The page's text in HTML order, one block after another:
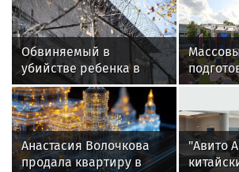
Обвиняемый в
убийстве ребенка в
Петербурге Жилкин
содержится в
одиночной камере
стали
Москвы
Анастасия Волочкова
продала квартиру в
"Авито